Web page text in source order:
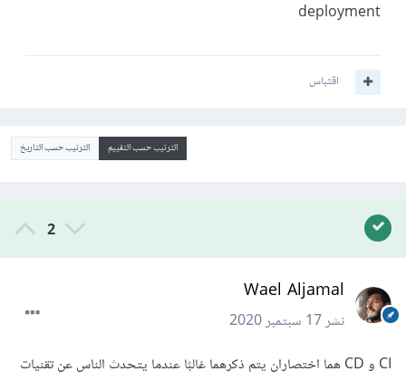
deployment
اقتباس
الترتيب حسب التقييم الترتيب حسب التاريخ
2
Wael Aljamal
نشر17 سبتمبر 2020
CI و CD هما اختصاران يتم ذكرهما غالبًا عندما يتحدث الناس عن تقنيات